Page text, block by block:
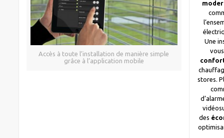
Accès à toute l’installation de manière simple
grâce à l’application mobile
Une
stores.
des